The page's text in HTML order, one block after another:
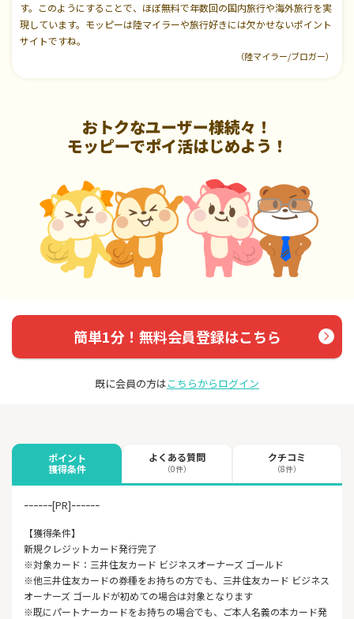
す。このようにすることで、ほぼ無料で年数回の国内旅行や海外旅行を実
現しています。モッピーは陸マイラーや旅行好きには欠かせないポイント
サイトですね。
（陸マイラー/ブロガー）
おトクなユーザー様続々！
モッピーでポイ活はじめよう！
簡単1分！無料会員登録はこちら
既に会員の方はこちらからログイン
ポイント
獲得条件
よくある質問
（0件）
クチコミ
（8件）
ｰｰｰｰｰｰ[PR]ｰｰｰｰｰｰ
【獲得条件】
新規クレジットカード発行完了
※対象カード：三井住友カード ビジネスオーナーズ ゴールド
※他三井住友カードの券種をお持ちの方でも、三井住友カード ビジネス
オーナーズ ゴールドが初めての場合は対象となります
※既にパートナーカードをお持ちの場合でも、ご本人名義の本カード発